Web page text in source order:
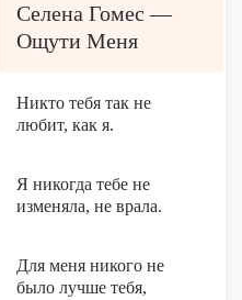
Селена Гомес —
Ощути Меня
Никто тебя так не
любит, как я.
Я никогда тебе не
изменяла, не врала.
Для меня никого не
было лучше тебя,